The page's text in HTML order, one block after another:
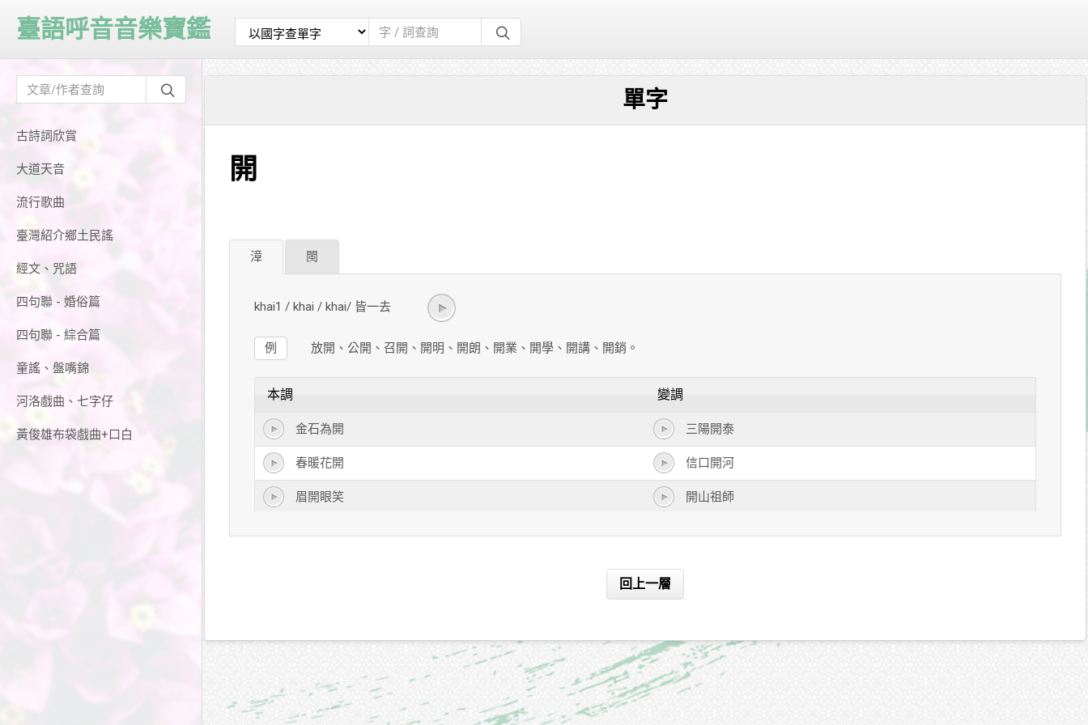
古詩詞欣賞
大道天音
流行歌曲
臺灣紹介鄉土民謠
經文、咒語
四句聯 - 婚俗篇
四句聯 - 綜合篇
童謠、盤嘴錦
河洛戲曲、七字仔
黃俊雄布袋戲曲+口白
臺語呼音音樂寶鑑
單字
開
漳 閩
khai1 / khai / khai/ 皆一去
放開、公開、召開、開明、開朗、開業、開學、開講、開銷。
例
本調 變調
金石為開 三陽開泰
春暖花開 信口開河
眉開眼笑 開山祖師
開源節流
雲開見日
回上一層